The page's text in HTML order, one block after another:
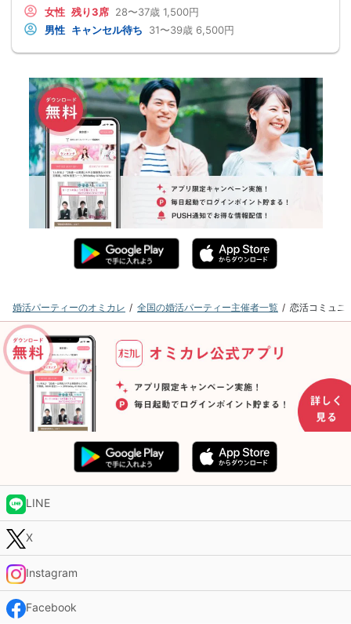
女性 残り3席 28〜37歳 1,500円
男性 キャンセル待ち 31〜39歳 6,500円
婚活パーティーのオミカレ 全国の婚活パーティー主催者一覧 恋活コミュニ
LINE
X
Instagram
Facebook